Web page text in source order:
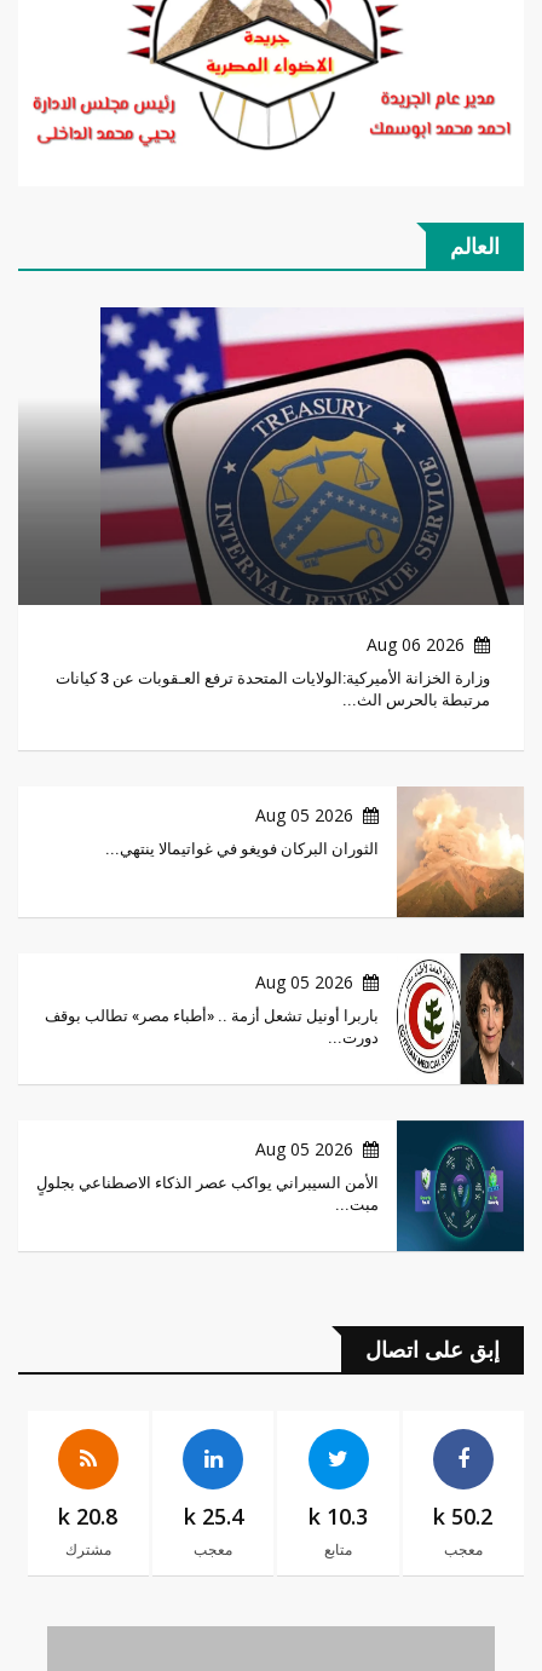
العالم
2026 Aug 06
وزارة الخزانة الأميركية:الولايات المتحدة ترفع العـقوبات عن 3 كيانات
مرتبطة بالحرس الث...
2026 Aug 05
الثوران البركان فويغو في غواتيمالا ينتهي...
2026 Aug 05
باربرا أونيل تشعل أزمة .. «أطباء مصر» تطالب بوقف
دورت...
2026 Aug 05
الأمن السيبراني يواكب عصر الذكاء الاصطناعي بجلولٍ
مبت...
إبق على اتصال
50.2 k
معجب
10.3 k
متابع
25.4 k
معجب
20.8 k
مشترك